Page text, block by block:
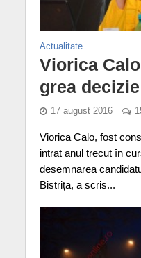
Actualitate
Viorica
grea
17 august 2016
Viorica Calo, fost
intrat anul trecut în
desemnarea
Bistrița, a scris...